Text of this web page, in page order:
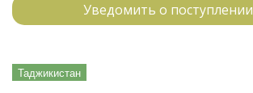
Уведомить о поступлении
Таджикистан